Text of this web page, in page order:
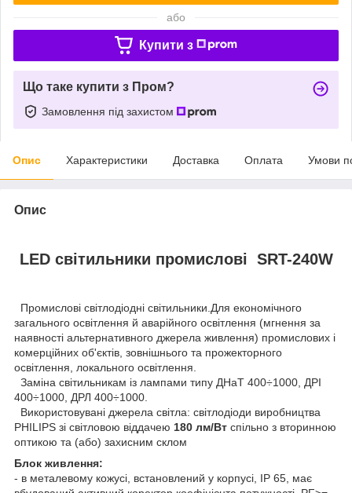
або
Купити з
Що таке купити з Пром?
Замовлення під захистом
Опис Характеристики Доставка Оплата Умови
Опис
LED світильники промислові SRT-240W
Промислові світлодіодні світильники.Для економічного
загального освітлення й аварійного освітлення (мгнення за
наявності альтернативного джерела живлення) промислових і
комерційних об'єктів, зовнішнього та прожекторного
освітлення, локального освітлення.
Заміна світильникам із лампами типу ДНаТ 400÷1000, ДРІ
400÷1000, ДРЛ 400÷1000.
Використовувані джерела світла: світлодіоди виробництва
PHILIPS зі світловою віддачею 180 лм/Вт спільно з вторинною
оптикою та (або) захисним склом
Блок живлення:
- в металевому кожусі, встановлений у корпусі, IP 65, має